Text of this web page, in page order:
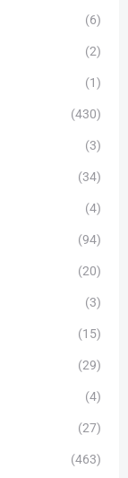
(6)
(2)
(1)
(430)
(3)
(34)
(4)
(94)
(20)
(3)
(15)
(29)
(4)
(27)
(463)